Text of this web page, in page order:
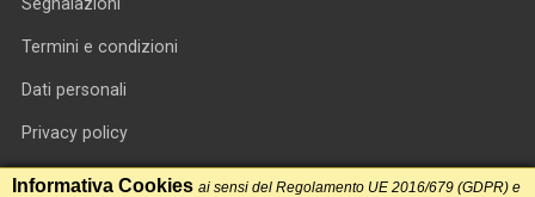
Termini e condizioni
Dati personali
Privacy policy
Informativa cookie
Informativa Cookies ai sensi del Regolamento UE 2016/679 (GDPR) e